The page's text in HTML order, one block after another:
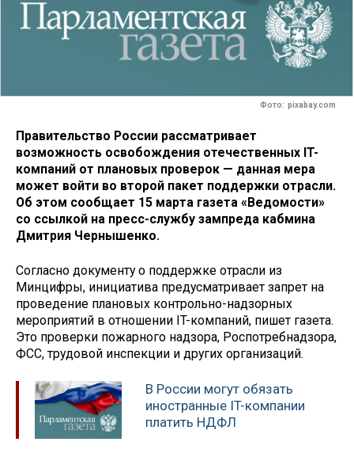
Фото: pixabay.com
Правительство России рассматривает
возможность освобождения отечественных IT-
компаний от плановых проверок — данная мера
может войти во второй пакет поддержки отрасли.
Об этом сообщает 15 марта газета «Ведомости»
со ссылкой на пресс-службу зампреда кабмина
Дмитрия Чернышенко.
Согласно документу о поддержке отрасли из
Минцифры, инициатива предусматривает запрет на
проведение плановых контрольно-надзорных
мероприятий в отношении IT-компаний, пишет газета.
Это проверки пожарного надзора, Роспотребнадзора,
ФСС, трудовой инспекции и других организаций.
В России могут обязать
иностранные IT-компании
платить НДФЛ